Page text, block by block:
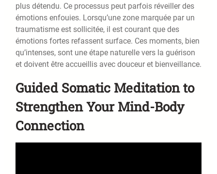
plus détendu. Ce processus peut parfois réveiller des
émotions enfouies. Lorsqu’une zone marquée par un
traumatisme est sollicitée, il est courant que des
émotions fortes refassent surface. Ces moments, bien
qu’intenses, sont une étape naturelle vers la guérison
et doivent être accueillis avec douceur et bienveillance.
Guided Somatic Meditation to
Strengthen Your Mind-Body
Connection